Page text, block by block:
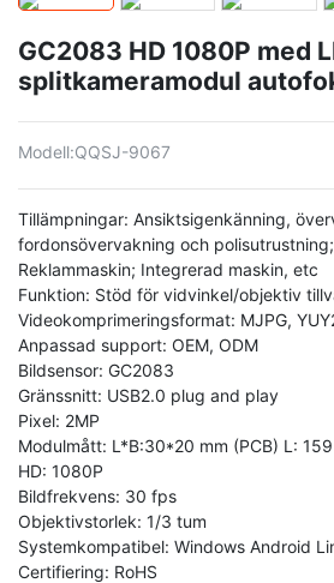
GC2083 HD 1080P med
splitkameramodul
Modell:QQSJ-9067
Tillämpningar: Ansiktsigenkänning,
fordonsövervakning och
Reklammaskin; Integrerad maskin, etc
Funktion: Stöd för vidvinkel/objektiv
Videokomprimeringsformat: MJPG,
Anpassad support: OEM, ODM
Bildsensor: GC2083
Gränssnitt: USB2.0 plug and play
Pixel: 2MP
Modulmått: L*B:30*20 mm (PCB) L:
HD: 1080P
Bildfrekvens: 30 fps
Objektivstorlek: 1/3 tum
Systemkompatibel: Windows Android
Certifiering: RoHS